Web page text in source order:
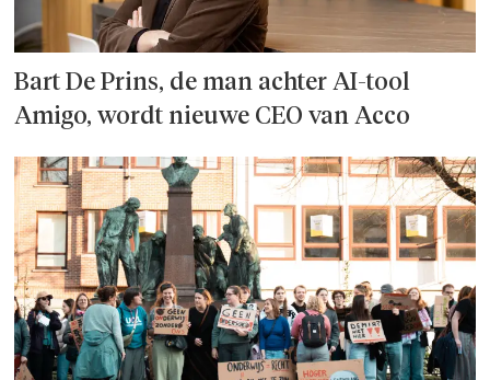
Bart De Prins, de man achter AI-tool
Amigo, wordt nieuwe CEO van Acco